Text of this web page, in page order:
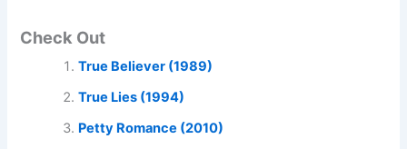
Check Out
True Believer (1989)
True Lies (1994)
Petty Romance (2010)